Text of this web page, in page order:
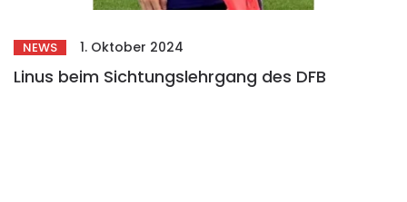
NEWS 1. Oktober 2024
Linus beim Sichtungslehrgang des DFB